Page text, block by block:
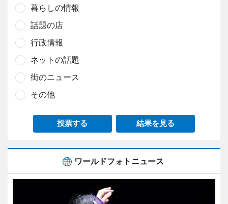
暮らしの情報
話題の店
行政情報
ネットの話題
街のニュース
その他
投票する 結果を見る
ワールドフォトニュース